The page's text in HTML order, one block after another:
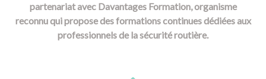
partenariat avec Davantages Formation, organisme
reconnu qui propose des formations continues dédiées aux
professionnels de la sécurité routière.​